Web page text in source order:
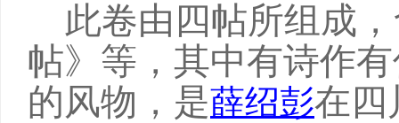
此卷由四帖所组成
帖》等，其中有诗作
的风物，是薛绍彭在四